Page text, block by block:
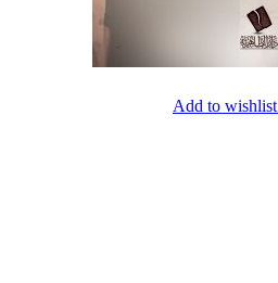
Add to wishlist